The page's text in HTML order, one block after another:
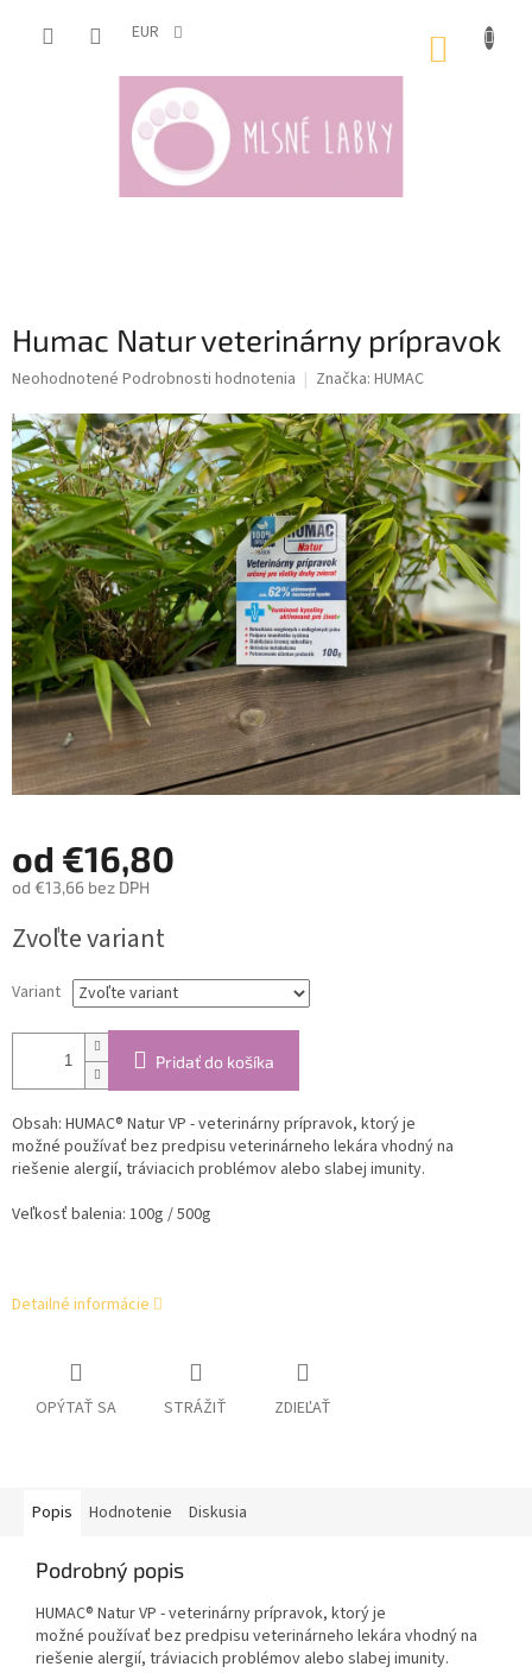
EUR
Humac Natur veterinárny prípravok
Priemerné
produktu
je
0,0
z
5
hviezdičiek.
Neohodnotené Podrobnosti hodnotenia Značka: HUMAC
od €16,80
od €13,66 bez DPH
cena:
Zvoľte variant
Variant
Pridať do košíka
Obsah: HUMAC® Natur VP - veterinárny prípravok, ktorý je
možné používať bez predpisu veterinárneho lekára vhodný na
riešenie alergií, tráviacich problémov alebo slabej imunity.
Veľkosť balenia: 100g / 500g
Detailné informácie
OPÝTAŤ SA STRÁŽIŤ ZDIEĽAŤ
Popis Hodnotenie Diskusia
Podrobný popis
HUMAC® Natur VP - veterinárny prípravok, ktorý je
možné používať bez predpisu veterinárneho lekára vhodný na
riešenie alergií, tráviacich problémov alebo slabej imunity.